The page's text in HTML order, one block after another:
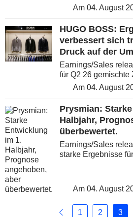
jedoch weniger. Die
um 5,4% und die
meisten Märkten zu,
Am 04. August
HUGO BOSS:
verbessert sich
Druck auf der
Earnings/Sales
für Q2 26 gemischte
blieb unter den
die Verbesserung
EBIT stärker aus
Am 04. August
Prysmian:
Halbjahr,
überbewertet.
Earnings/Sales
starke Ergebnisse
Versprechen
Am 04. August
1 2 3